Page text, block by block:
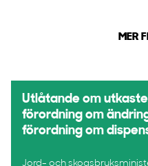
MER
Utlåtande om
förordning om
förordning om
Jord- och